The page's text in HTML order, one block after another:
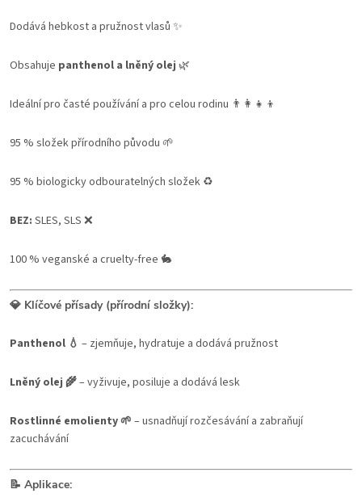
Dodává hebkost a pružnost vlasů ✨
Obsahuje panthenol a lněný olej 🌿
Ideální pro časté používání a pro celou rodinu 👨‍👩‍👧‍👦
95 % složek přírodního původu 🌱
95 % biologicky odbouratelných složek ♻️
BEZ: SLES, SLS ❌
100 % veganské a cruelty-free 🐇
💎 Klíčové přísady (přírodní složky):
Panthenol 💧 – zjemňuje, hydratuje a dodává pružnost
Lněný olej 🌾– vyživuje, posiluje a dodává lesk
Rostlinné emolienty 🌱 – usnadňují rozčesávání a zabraňují
zacuchávání
📝 Aplikace: